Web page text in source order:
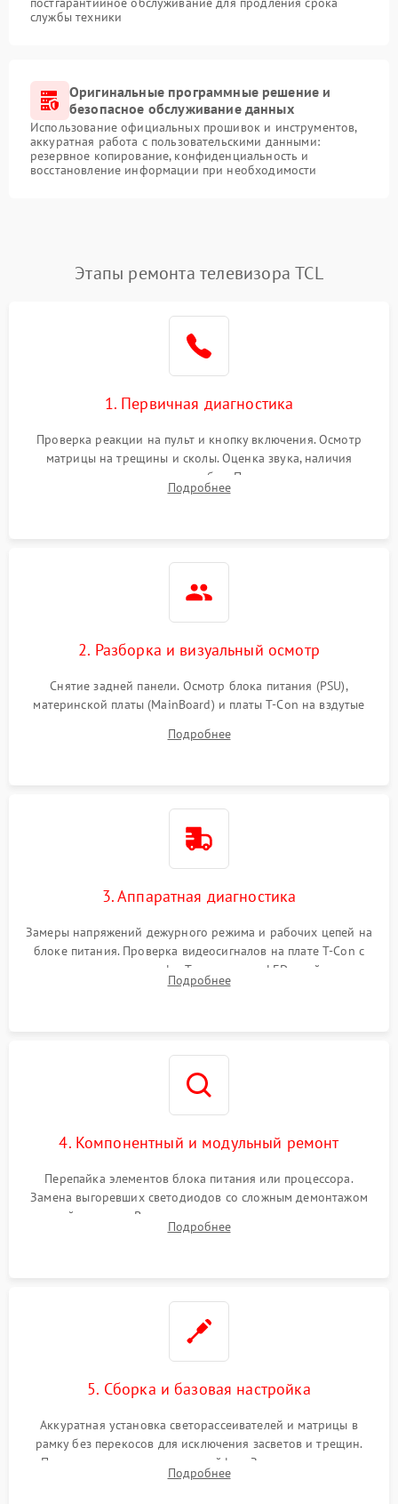
службы техники
Оригинальные программные решение и
безопасное обслуживание данных
Использование официальных прошивок и инструментов,
аккуратная работа с пользовательскими данными:
резервное копирование, конфиденциальность и
восстановление информации при необходимости
Этапы ремонта телевизора TCL
1. Первичная диагностика
Проверка реакции на пульт и кнопку включения. Осмотр
матрицы на трещины и сколы. Оценка звука, наличия
подсветки и индикаторов ошибок. Подключение тестовых
источников сигнала для выявления симптомов поломки.
Подробнее
2. Разборка и визуальный осмотр
Снятие задней панели. Осмотр блока питания (PSU),
материнской платы (MainBoard) и платы T-Con на вздутые
Проверка надежности фиксации и целостности шлейфов.
Подробнее
3. Аппаратная диагностика
Замеры напряжений дежурного режима и рабочих цепей на
блоке питания. Проверка видеосигналов на плате T-Con с
помощью осциллографа. Тестирование LED-драйвера и
светодиодных планок подсветки мультиметром.
Подробнее
4. Компонентный и модульный ремонт
Перепайка элементов блока питания или процессора.
Замена выгоревших светодиодов со сложным демонтажом
хрупкой матрицы. Восстановление поврежденных дорожек,
прошивка микросхем памяти EEPROM
Подробнее
5. Сборка и базовая настройка
Аккуратная установка светорассеивателей и матрицы в
рамку без перекосов для исключения засветов и трещин.
Подключение внутренних шлейфов. Закрытие корпуса.
Сброс настроек и обновление программного обеспечения.
Подробнее